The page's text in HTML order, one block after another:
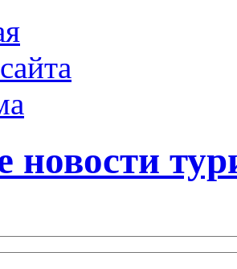
новости